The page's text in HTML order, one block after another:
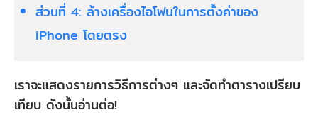
ส่วนที่ 4: ล้างเครื่องไอโฟนในการตั้งค่าของ
iPhone โดยตรง
เราจะแสดงรายการวิธีการต่างๆ และจัดทำตารางเปรียบ
เทียบ ดังนั้นอ่านต่อ!